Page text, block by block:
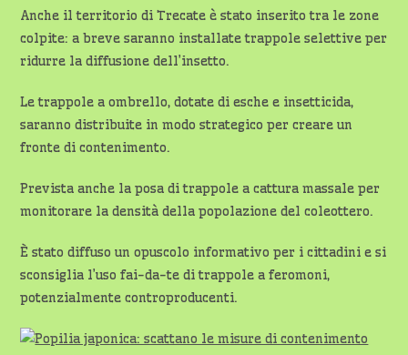
Anche il territorio di Trecate è stato inserito tra le zone
colpite: a breve saranno installate trappole selettive per
ridurre la diffusione dell’insetto.
Le trappole a ombrello, dotate di esche e insetticida,
saranno distribuite in modo strategico per creare un
fronte di contenimento.
Prevista anche la posa di trappole a cattura massale per
monitorare la densità della popolazione del coleottero.
È stato diffuso un opuscolo informativo per i cittadini e si
sconsiglia l’uso fai-da-te di trappole a feromoni,
potenzialmente controproducenti.